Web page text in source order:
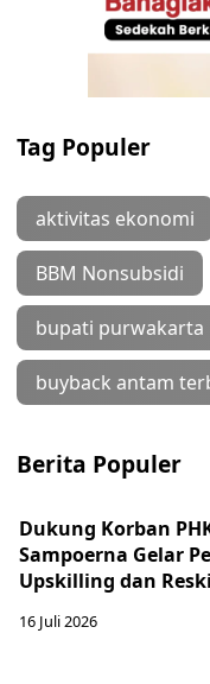
Tag Populer
aktivitas ekonomi
BBM Nonsubsidi
bupati purwakarta
buyback antam
Berita Populer
Dukung Korban
Sampoerna Gelar
Upskilling dan
16 Juli 2026